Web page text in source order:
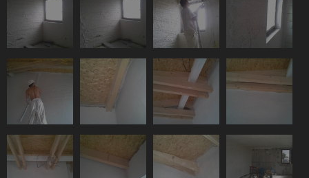
Funkční soubory
Nezařazené
Nezbytně nutné soubory
Výkonové soubory
Funkční soubory